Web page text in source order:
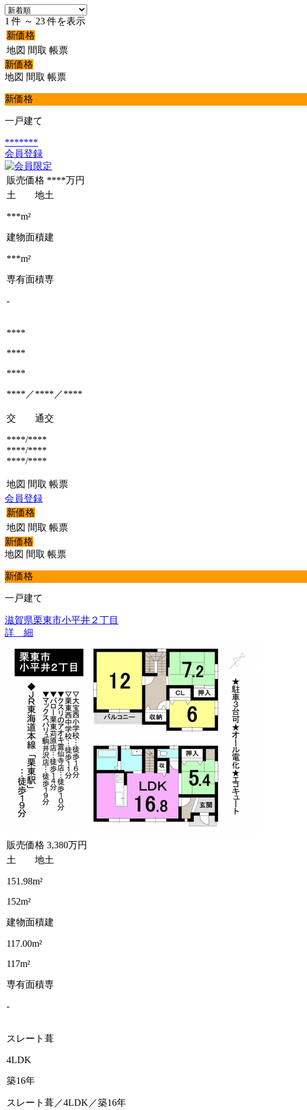
1 件 ～ 23 件を表示
新価格
地図 間取 帳票
新価格
地図 間取 帳票
新価格
一戸建て
*******
会員登録
販売価格 ****万円
土 地土
***m²
建物面積建
***m²
専有面積専
-
****
****
****
****／****／****
交 通交
****/****
****/****
****/****
地図 間取 帳票
会員登録
新価格
地図 間取 帳票
新価格
地図 間取 帳票
新価格
一戸建て
滋賀県栗東市小平井２丁目
詳 細
販売価格 3,380万円
土 地土
151.98m²
152m²
建物面積建
117.00m²
117m²
専有面積専
-
スレート葺
4LDK
築16年
スレート葺／4LDK／築16年